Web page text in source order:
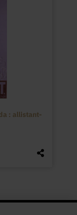
: allistant-